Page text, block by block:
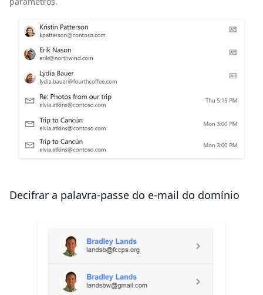
Decifrar a palavra-passe do e-mail do domínio